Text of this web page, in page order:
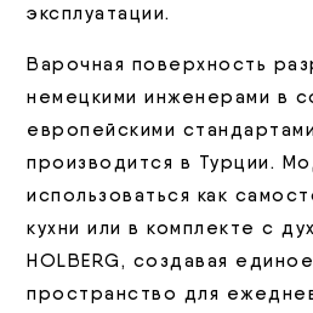
эксплуатации.
Варочная поверхность
немецкими инженерами в
европейскими
производится в Турции.
использоваться как
кухни или в комплекте с
HOLBERG, создавая
пространство для